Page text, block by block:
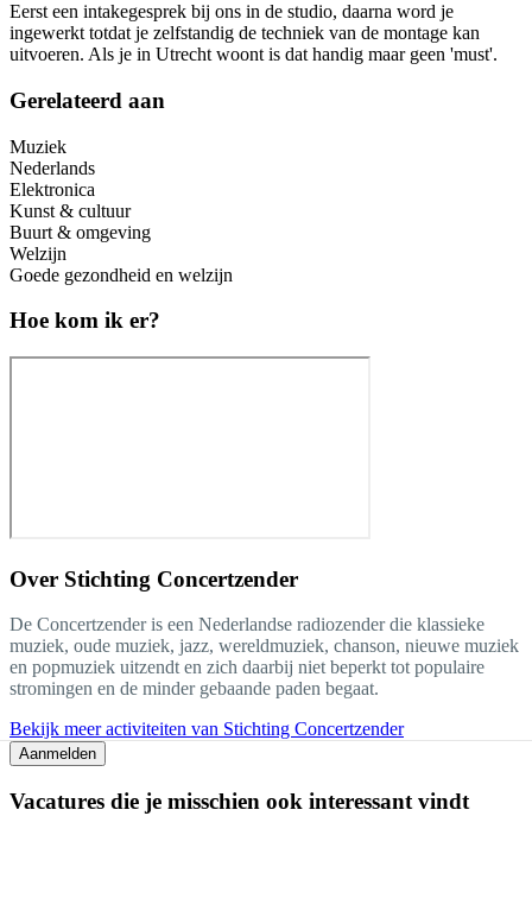
Eerst een intakegesprek bij ons in de studio, daarna word je
ingewerkt totdat je zelfstandig de techniek van de montage kan
uitvoeren. Als je in Utrecht woont is dat handig maar geen 'must'.
Gerelateerd aan
Muziek
Nederlands
Elektronica
Kunst & cultuur
Buurt & omgeving
Welzijn
Goede gezondheid en welzijn
Hoe kom ik er?
Over Stichting Concertzender
De Concertzender is een Nederlandse radiozender die klassieke
muziek, oude muziek, jazz, wereldmuziek, chanson, nieuwe muziek
en popmuziek uitzendt en zich daarbij niet beperkt tot populaire
stromingen en de minder gebaande paden begaat.
Bekijk meer activiteiten van Stichting Concertzender
Aanmelden
Vacatures die je misschien ook interessant vindt